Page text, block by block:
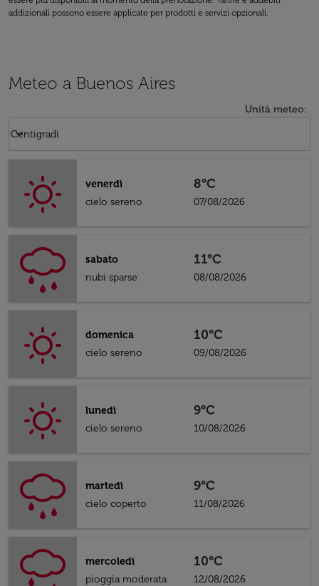
addizionali possono essere applicate per prodotti e servizi opzionali.
Meteo a Buenos Aires
Unità meteo:
Centigradi
keyboard_arrow_down
venerdì
cielo sereno
8°C
07/08/2026
sabato
nubi sparse
11°C
08/08/2026
domenica
cielo sereno
10°C
09/08/2026
lunedì
cielo sereno
9°C
10/08/2026
martedì
cielo coperto
9°C
11/08/2026
mercoledì
pioggia moderata
10°C
12/08/2026